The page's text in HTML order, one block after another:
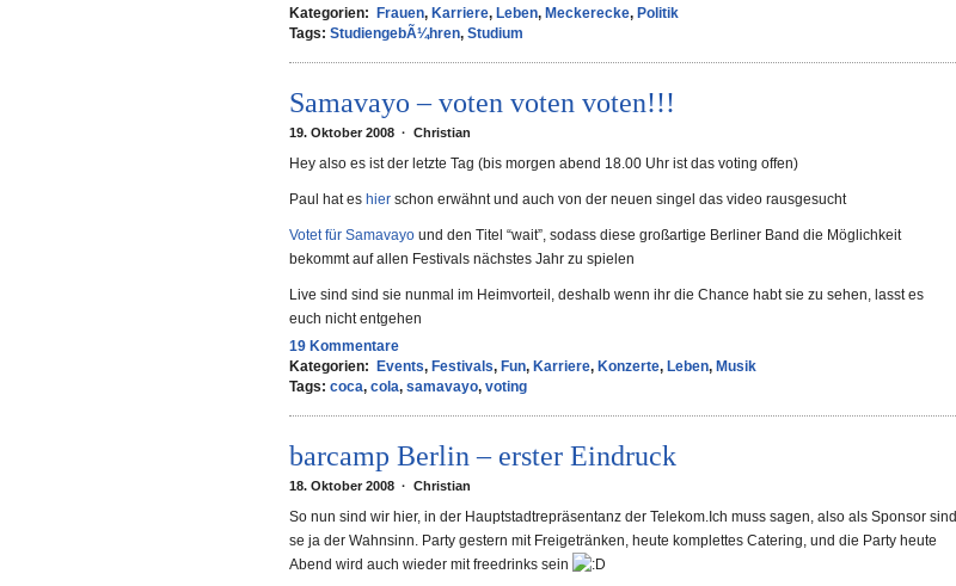
Kategorien:
Frauen, Karriere, Leben, Meckerecke, Politik
Tags: StudiengebÃ¼hren, Studium
Samavayo – voten voten voten!!!
19. Oktober 2008 · Christian
Hey also es ist der letzte Tag (bis morgen abend 18.00 Uhr ist das voting offen)
Paul hat es hier schon erwähnt und auch von der neuen singel das video rausgesucht
Votet für Samavayo und den Titel “wait”, sodass diese großartige Berliner Band die Möglichkeit
bekommt auf allen Festivals nächstes Jahr zu spielen
Live sind sind sie nunmal im Heimvorteil, deshalb wenn ihr die Chance habt sie zu sehen, lasst es
euch nicht entgehen
19 Kommentare
Kategorien:
Events, Festivals, Fun, Karriere, Konzerte, Leben, Musik
Tags: coca, cola, samavayo, voting
barcamp Berlin – erster Eindruck
18. Oktober 2008 · Christian
So nun sind wir hier, in der Hauptstadtrepräsentanz der Telekom.Ich muss sagen, also als Sponsor sind
se ja der Wahnsinn. Party gestern mit Freigetränken, heute komplettes Catering, und die Party heute
Abend wird auch wieder mit freedrinks sein